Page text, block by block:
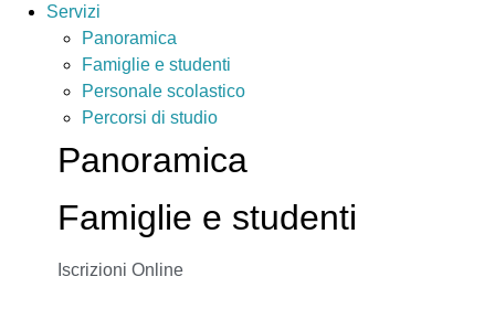
Servizi
Panoramica
Famiglie e studenti
Personale scolastico
Percorsi di studio
Panoramica
Famiglie e studenti
Iscrizioni Online